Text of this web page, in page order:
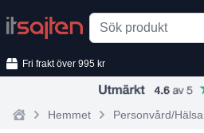
Search
Fri frakt över 995 kr
Hemmet Personvård/Hälsa